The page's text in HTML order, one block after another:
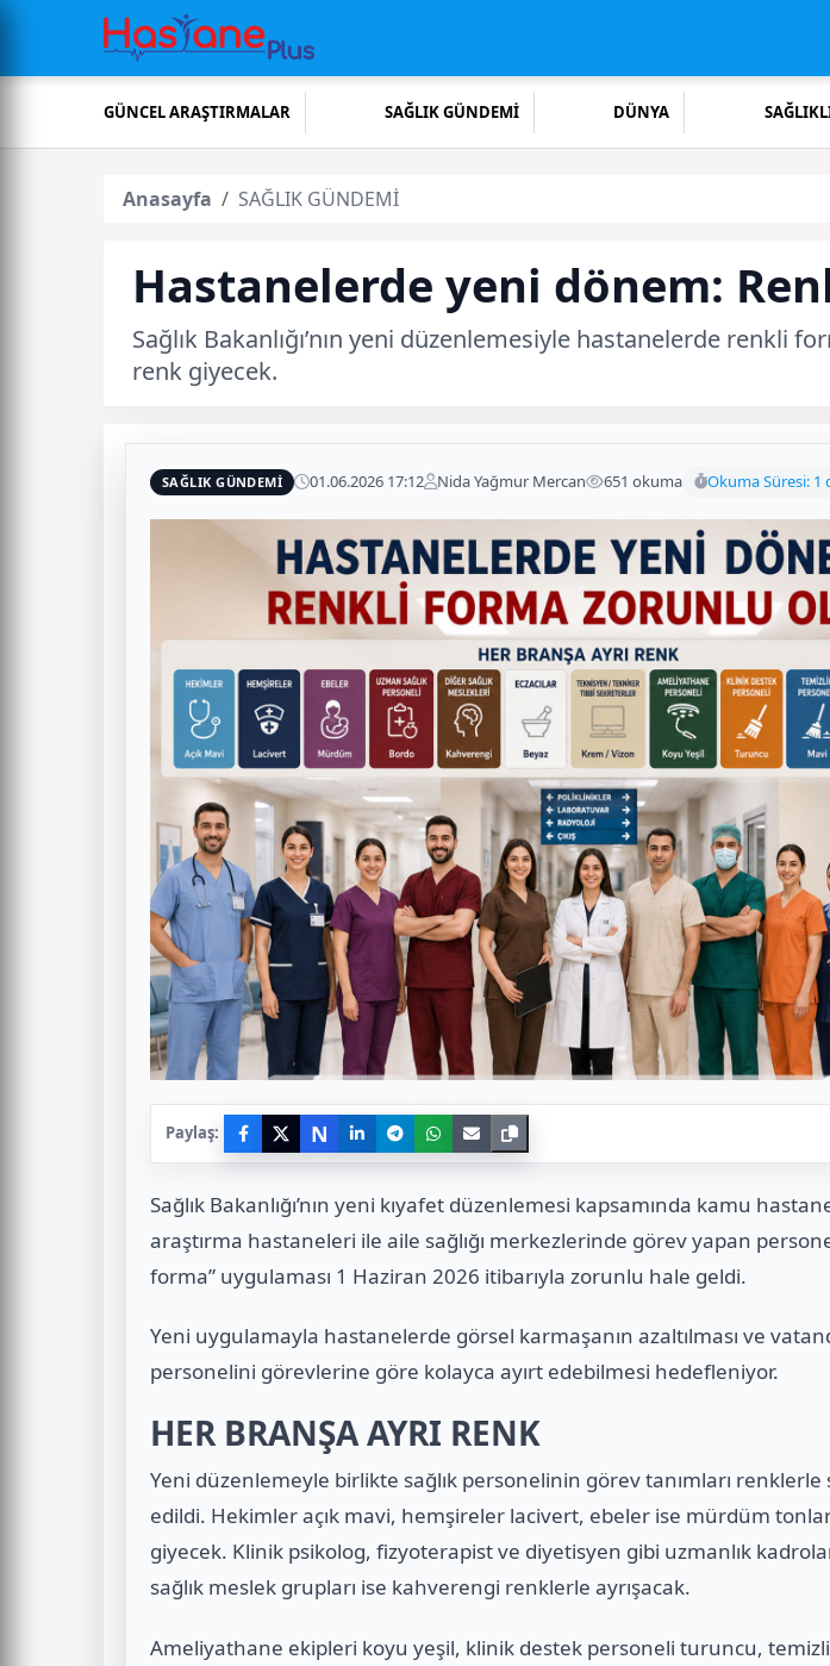
GÜNCEL ARAŞTIRMALAR SAĞLIK GÜNDEMİ DÜNYA
Anasayfa SAĞLIK GÜNDEMİ
Hastanelerde yeni dönem:
Sağlık Bakanlığı’nın yeni düzenlemesiyle hastanelerde renkli
renk giyecek.
SAĞLIK GÜNDEMİ 01.06.2026 17:12 Nida Yağmur Mercan 651 okuma Okuma Süresi: 1
Paylaş: N
Sağlık Bakanlığı’nın yeni kıyafet düzenlemesi kapsamında kamu
araştırma hastaneleri ile aile sağlığı merkezlerinde görev yapan
forma” uygulaması 1 Haziran 2026 itibarıyla zorunlu hale geldi.
Yeni uygulamayla hastanelerde görsel karmaşanın azaltılması ve
personelini görevlerine göre kolayca ayırt edebilmesi hedefleniyor.
HER BRANŞA AYRI RENK
Yeni düzenlemeyle birlikte sağlık personelinin görev tanımları
edildi. Hekimler açık mavi, hemşireler lacivert, ebeler ise mürdüm
giyecek. Klinik psikolog, fizyoterapist ve diyetisyen gibi uzmanlık
sağlık meslek grupları ise kahverengi renklerle ayrışacak.
Ameliyathane ekipleri koyu yeşil, klinik destek personeli turuncu,